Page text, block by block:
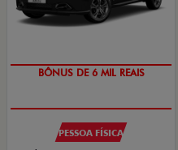
BÔNUS DE 6 MIL REAIS
PESSOA FÍSICA